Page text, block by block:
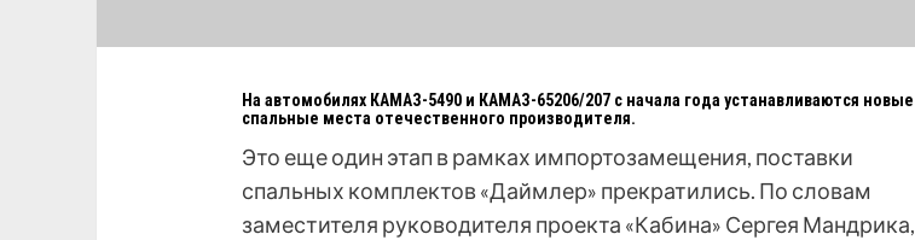
На автомобилях КАМАЗ-5490 и КАМАЗ-65206/207 с начала года устанавливаются новые
спальные места отечественного производителя.
Это еще один этап в рамках импортозамещения, поставки
спальных комплектов «Даймлер» прекратились. По словам
заместителя руководителя проекта «Кабина» Сергея Мандрика,